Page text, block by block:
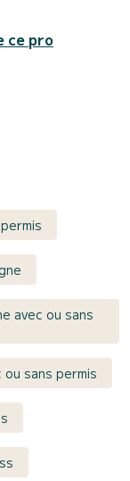
ce pro
avec ou sans
sans permis